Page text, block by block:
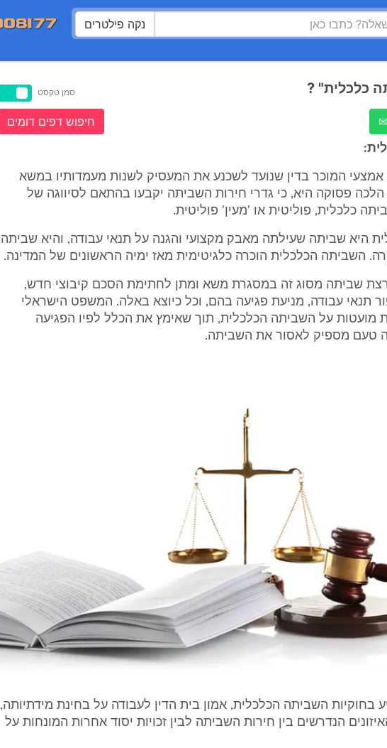
נקה פילטרים
כלכלית" ? סמן טקסט
חיפוש דפים דומים
אמצעי המוכר בדין שנועד לשכנע את המעסיק לשנות מעמדותיו במשא
הלכה פסוקה היא, כי גדרי חירות השביתה יקבעו בהתאם לסיווגה של
כלכלית, פוליטית או 'מעין' פוליטית.
היא שביתה שעילתה מאבק מקצועי והגנה על תנאי עבודה, והיא שביתה
השביתה הכלכלית הוכרה כלגיטימית מאז ימיה הראשונים של המדינה.
שביתה מסוג זה במסגרת משא ומתן לחתימת הסכם קיבוצי חדש,
תנאי עבודה, מניעת פגיעה בהם, וכל כיוצא באלה. המשפט הישראלי
מועטות על השביתה הכלכלית, תוך שאימץ את הכלל לפיו הפגיעה
טעם מספיק לאסור את השביתה.
בחוקיות השביתה הכלכלית, אמון בית הדין לעבודה על בחינת מידתיותה,
הנדרשים בין חירות השביתה לבין זכויות יסוד אחרות המונחות על